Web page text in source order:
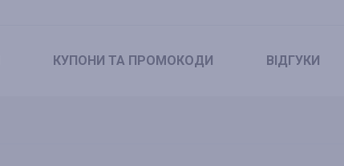
КУПОНИ ТА ПРОМОКОДИ ВІДГУКИ